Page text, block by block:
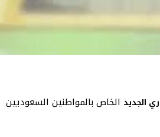
الجديد الخاص بالمواطنين السعوديين